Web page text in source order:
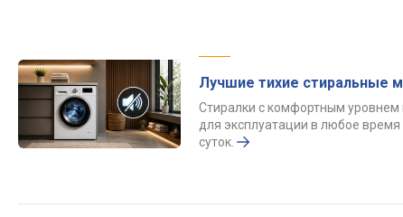
Лучшие тихие стиральные
Стиралки с комфортным
для эксплуатации в любое время
суток.